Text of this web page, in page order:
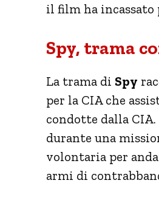
il film ha
Spy, trama
La trama di Spy
per la CIA che
condotte dalla
durante una
volontaria per
armi di